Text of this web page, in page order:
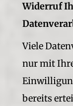
Widerruf
Viele
nur mit
bereits